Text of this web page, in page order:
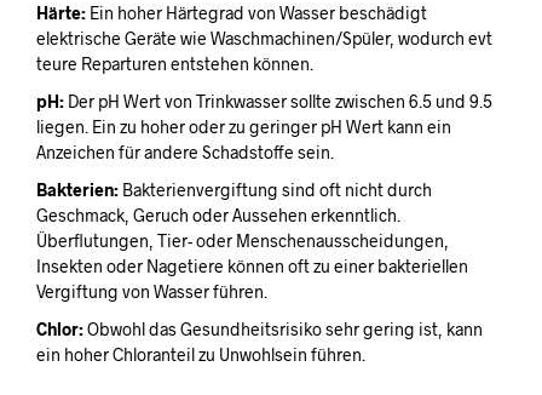
Härte: Ein hoher Härtegrad von Wasser beschädigt
elektrische Geräte wie Waschmachinen/Spüler, wodurch evt
teure Reparturen entstehen können.
pH: Der pH Wert von Trinkwasser sollte zwischen 6.5 und 9.5
liegen. Ein zu hoher oder zu geringer pH Wert kann ein
Anzeichen für andere Schadstoffe sein.
Bakterien: Bakterienvergiftung sind oft nicht durch
Geschmack, Geruch oder Aussehen erkenntlich.
Überflutungen, Tier- oder Menschenausscheidungen,
Insekten oder Nagetiere können oft zu einer bakteriellen
Vergiftung von Wasser führen.
Chlor:Obwohl das Gesundheitsrisiko sehr gering ist, kann
ein hoher Chloranteil zu Unwohlsein führen.